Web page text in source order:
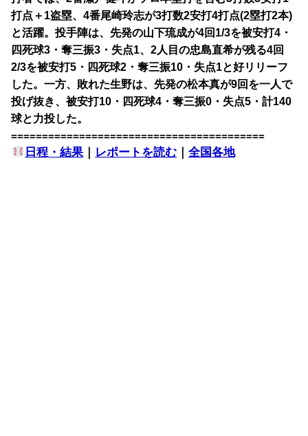
打点＋1盗塁、4番尾崎玲志が3打数2安打4打点(2塁打2本)
と活躍。投手陣は、先発の山下琉成が4回1/3を被安打4・
四死球3・奪三振3・失点1、2人目の忠島直希が残る4回
2/3を被安打5・四死球2・奪三振10・失点1と好リリーフ
した。一方、敗れた生野は、先発の松本真が9回を一人で
投げ抜き、被安打10・四死球4・奪三振0・失点5・計140
球と力投した。
=========================================
日程・結果｜ レポートを読む ｜全国各地